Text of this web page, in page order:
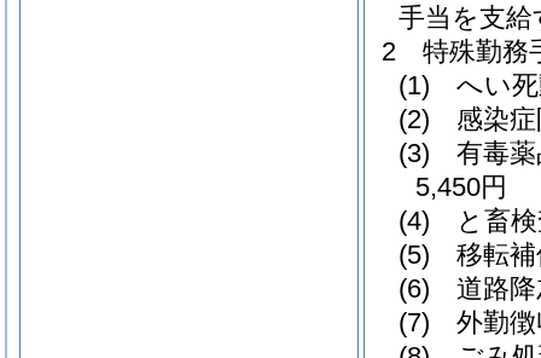
手当を支
2
特殊勤務
(1)
へい
(2)
感染
(3)
有毒
5,450円
(4)
と畜
(5)
移転
(6)
道路
(7)
外勤